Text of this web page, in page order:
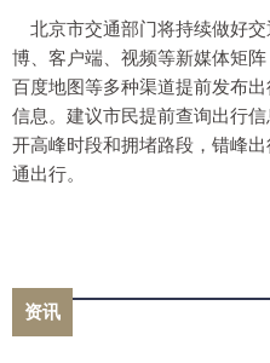
北京市交通部门将持续做好
博、客户端、视频等新媒体矩
百度地图等多种渠道提前发布
信息。建议市民提前查询出行
开高峰时段和拥堵路段，错峰
通出行。
资讯